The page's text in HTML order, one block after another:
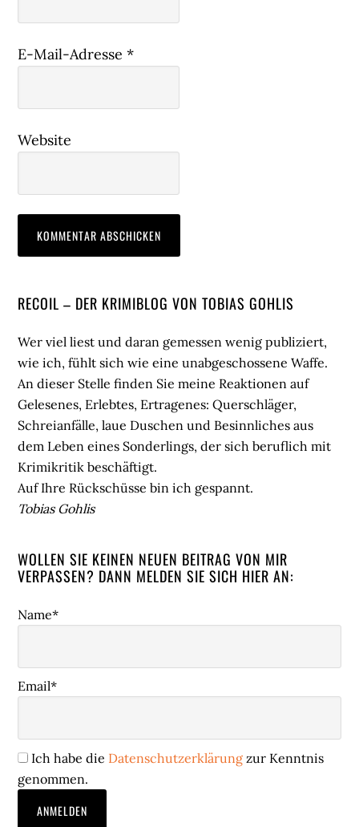
E-Mail-Adresse*
Website
Seitenspalte
RECOIL – DER KRIMIBLOG VON TOBIAS GOHLIS
Wer viel liest und daran gemessen wenig publiziert,
wie ich, fühlt sich wie eine unabgeschossene Waffe.
An dieser Stelle finden Sie meine Reaktionen auf
Gelesenes, Erlebtes, Ertragenes: Querschläger,
Schreianfälle, laue Duschen und Besinnliches aus
dem Leben eines Sonderlings, der sich beruflich mit
Krimikritik beschäftigt.
Auf Ihre Rückschüsse bin ich gespannt.
Tobias Gohlis
WOLLEN SIE KEINEN NEUEN BEITRAG VON MIR
VERPASSEN? DANN MELDEN SIE SICH HIER AN:
Name*
Email*
Ich habe die Datenschutzerklärung zur Kenntnis
genommen.